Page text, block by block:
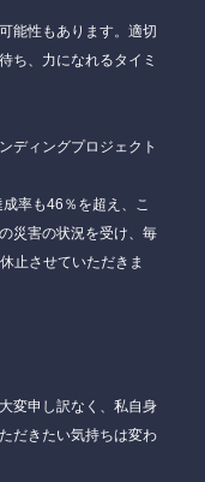
能性もあります。適切
ち、力になれるタイミ
ディングプロジェクト
率も46％を超え、こ
災害の状況を受け、毎
止させていただきま
変申し訳なく、私自身
だきたい気持ちは変わ